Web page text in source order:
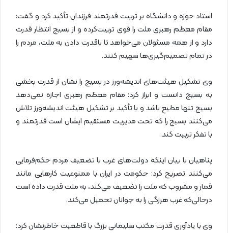
استاد حوزه و دانشگاه بر تربیت قدرتمند فرزندان تأکید کرد و گفت:
مقام معظم رهبری ملت را قوی تربیت‌کرده و از بسیج انتظار قدرت
دارد و از همه مسئولان می‌خواهد تا باقدرت دادن به ملت، مردم را
در تمام تصمیم‌گیری‌ها سهیم کنند.
وی تشکیل هیئت‌های اندیشه‌ورز در بسیج را نشان از قدرت بخشی
به بسیج دانست و ابراز کرد: مقام معظم رهبری اجازه نمی‌دهد
بسیج تنها مطیع باشد و با تأکید بر تشکیل هیئت اندیشه‌ورز تلاش
می‌کنند بسیج را که تحت مدیریت مستقیم ایشان است قدرتمند و
با تفکر تربیت کند.
پناهیان با بیان اینکه دولت‌های غرب با تضعیف مردم حکم‌فرمایی
می‌کنند تصریح کرد: حکومت در ایران با ممنوعیت کارهایی مانند
قمار و مشروب که ملت را تضعیف می‌کند، به ملت قدرت داده است
درحالی‌که غرب هرزگی را به جوانان تحمیل می‌کند.
وی با یادآوری قدرت مکتب سلیمانی بزرگ با قاطعیت خاطرنشان کرد: